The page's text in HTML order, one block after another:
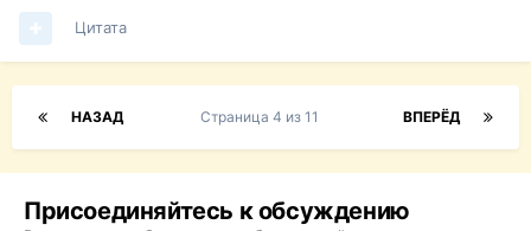
Цитата
НАЗАД ВПЕРЁД
Страница 4 из 11
Присоединяйтесь к обсуждению